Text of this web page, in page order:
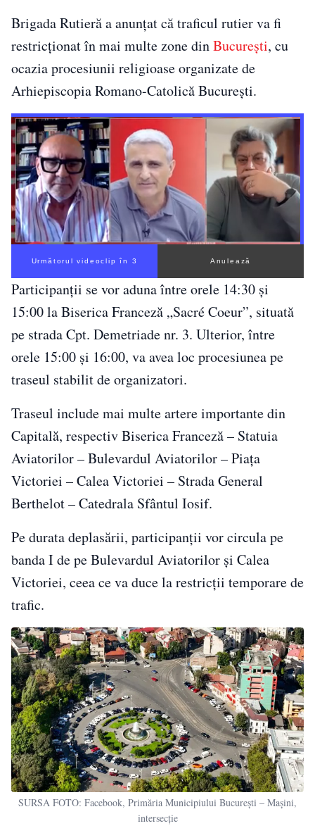
Brigada Rutierăa anunțat că traficul rutier va fi
restricționat în mai multe zone dinBucurești, cu
ocazia procesiunii religioase organizate de
Arhiepiscopia Romano-Catolică București.
Următorul videoclip în 2 Anulează
Participanții se vor aduna între orele 14:30 și
15:00 la Biserica Franceză „Sacré Coeur”, situată
pe strada Cpt. Demetriade nr. 3. Ulterior, între
orele 15:00 și 16:00, va avea loc procesiunea pe
traseul stabilit de organizatori.
Traseul include mai multe artere importante din
Capitală, respectiv Biserica Franceză – Statuia
Aviatorilor – Bulevardul Aviatorilor – Piața
Victoriei – Calea Victoriei – Strada General
Berthelot – Catedrala Sfântul Iosif.
Pe durata deplasării, participanții vor circula pe
banda I de pe Bulevardul Aviatorilor și Calea
Victoriei, ceea ce va duce la restricții temporare de
trafic.
SURSA FOTO: Facebook, Primăria Municipiului București – Mașini,
intersecție